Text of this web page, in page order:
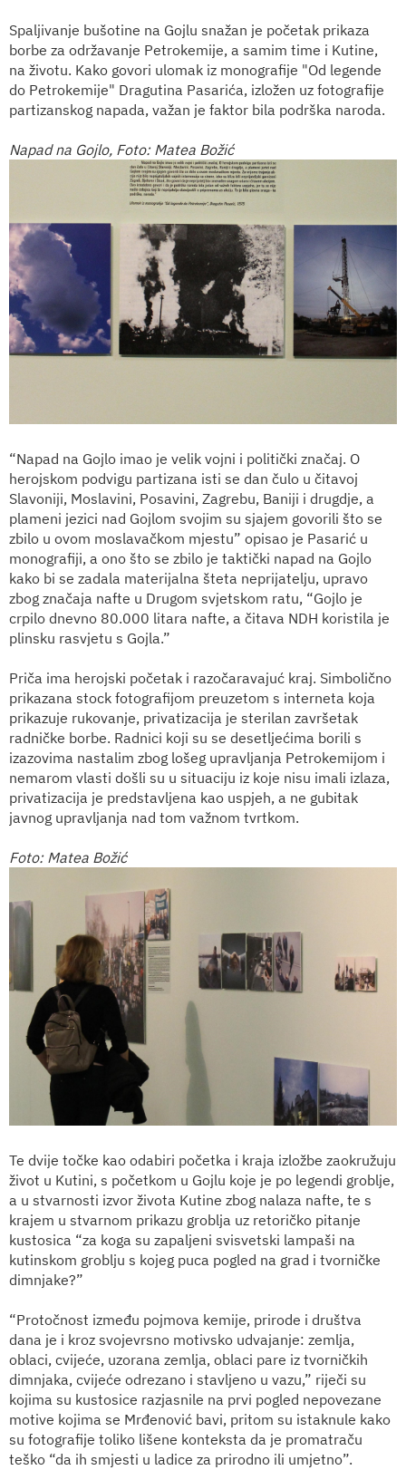
Spaljivanje bušotine na Gojlu snažan je početak prikaza
borbe za održavanje Petrokemije, a samim time i Kutine,
na životu. Kako govori ulomak iz monografije "Od legende
do Petrokemije" Dragutina Pasarića, izložen uz fotografije
partizanskog napada, važan je faktor bila podrška naroda.
Napad na Gojlo, Foto: Matea Božić
“Napad na Gojlo imao je velik vojni i politički značaj. O
herojskom podvigu partizana isti se dan čulo u čitavoj
Slavoniji, Moslavini, Posavini, Zagrebu, Baniji i drugdje, a
plameni jezici nad Gojlom svojim su sjajem govorili što se
zbilo u ovom moslavačkom mjestu” opisao je Pasarić u
monografiji, a ono što se zbilo je taktički napad na Gojlo
kako bi se zadala materijalna šteta neprijatelju, upravo
zbog značaja nafte u Drugom svjetskom ratu, “Gojlo je
crpilo dnevno 80.000 litara nafte, a čitava NDH koristila je
plinsku rasvjetu s Gojla.”
Priča ima herojski početak i razočaravajuć kraj. Simbolično
prikazana stock fotografijom preuzetom s interneta koja
prikazuje rukovanje, privatizacija je sterilan završetak
radničke borbe. Radnici koji su se desetljećima borili s
izazovima nastalim zbog lošeg upravljanja Petrokemijom i
nemarom vlasti došli su u situaciju iz koje nisu imali izlaza,
privatizacija je predstavljena kao uspjeh, a ne gubitak
javnog upravljanja nad tom važnom tvrtkom.
Foto: Matea Božić
Te dvije točke kao odabiri početka i kraja izložbe zaokružuju
život u Kutini, s početkom u Gojlu koje je po legendi groblje,
a u stvarnosti izvor života Kutine zbog nalaza nafte, te s
krajem u stvarnom prikazu groblja uz retoričko pitanje
kustosica “za koga su zapaljeni svisvetski lampaši na
kutinskom groblju s kojeg puca pogled na grad i tvorničke
dimnjake?”
“Protočnost između pojmova kemije, prirode i društva
dana je i kroz svojevrsno motivsko udvajanje: zemlja,
oblaci, cvijeće, uzorana zemlja, oblaci pare iz tvorničkih
dimnjaka, cvijeće odrezano i stavljeno u vazu,” riječi su
kojima su kustosice razjasnile na prvi pogled nepovezane
motive kojima se Mrđenović bavi, pritom su istaknule kako
su fotografije toliko lišene konteksta da je promatraču
teško “da ih smjesti u ladice za prirodno ili umjetno”.